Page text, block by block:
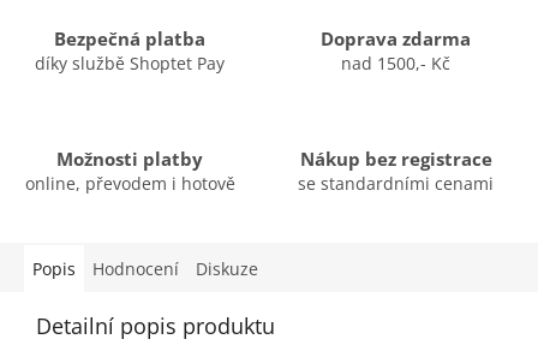
Bezpečná platba
díky službě Shoptet Pay
Doprava zdarma
nad 1500,- Kč
Možnosti platby
online, převodem i hotově
Nákup bez registrace
se standardními cenami
Popis Hodnocení Diskuze
Detailní popis produktu